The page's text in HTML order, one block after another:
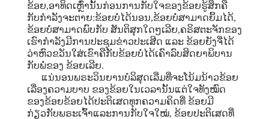
ຂ້ອຍ,ອາທິດເຫຼົ່ານັ້ນກ່ອນການກັບໃຈຂອງຂ້ອຍຮູ້ສຶກຄື
ກັບກໍາລັງຈະຕາຍ:ຂ້ອຍບໍ່ໄດ້ນອນ,ຂ້ອຍບໍ່ສາມາດຍິ້ມໄດ້,
ຂ້ອຍບໍ່ສາມາດພົບກັບ ສັນຕິສຸກໃດໆເລີຍ,ຄຣິສຕະຈັກຂອງ
ເຮົາກໍາລັງມີການປະຊຸມຂ່າວປະເສີດ ແລະ ຂ້ອຍຍັງຈື່ໄດ້
ວ່າຫົວຂວັນໃສ່ເຂົາຄືກັບຂ້ອຍບໍ່ໄດ້ເຄົາລົບສິດຍາພິບານ
ກັບພໍ່ຂອງ ຂ້ອຍເລີຍ.
ແນ່ນອນພຣະວິນຍານບໍລິສຸດເລີ່ມທີ່ຈະໂນ້ມນ້າວຂ້ອຍ
ເລື່ອງຄວາມບາບ ຂອງຂ້ອຍໃນເວລານັ້ນແຕ່ໃຈທັງໝົດ
ຂອງຂ້ອຍຂ້ອຍໄດ້ປະຕິເສດທຸກຄວາມຄິດທີ່ ຂ້ອຍມີ
ກ່ຽວກັບພຣະເຈົ້າແລະການກັບໃຈໃໝ່, ຂ້ອຍປະຕິເສດທີ່